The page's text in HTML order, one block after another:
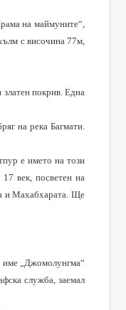
на маймуните“,
с височина 77м,
покрив. Една
на река Багмати.
е името на този
век, посветен на
и Махабхарата. Ще
име „Джомолунгма“
служба, заемал